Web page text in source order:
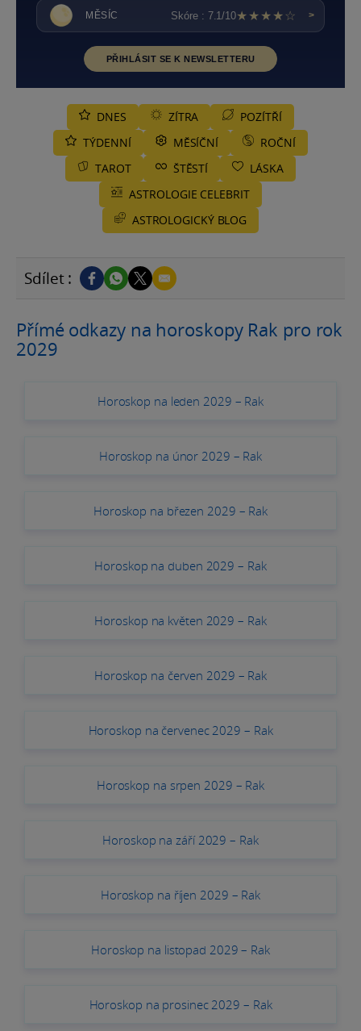
MĚSÍC Skóre : 7.1/10★★★★☆ >
PŘIHLÁSIT SE K NEWSLETTERU
DNES ZÍTRA
POZÍTŘÍ
TÝDENNÍ
MĚSÍČNÍ
ROČNÍ
TAROT
ŠTĚSTÍ
LÁSKA
ASTROLOGIE CELEBRIT
ASTROLOGICKÝ BLOG
Sdílet :
Přímé odkazy na horoskopy Rak pro rok
2029
Horoskop na leden 2029 – Rak
Horoskop na únor 2029 – Rak
Horoskop na březen 2029 – Rak
Horoskop na duben 2029 – Rak
Horoskop na květen 2029 – Rak
Horoskop na červen 2029 – Rak
Horoskop na červenec 2029 – Rak
Horoskop na srpen 2029 – Rak
Horoskop na září 2029 – Rak
Horoskop na říjen 2029 – Rak
Horoskop na listopad 2029 – Rak
Horoskop na prosinec 2029 – Rak